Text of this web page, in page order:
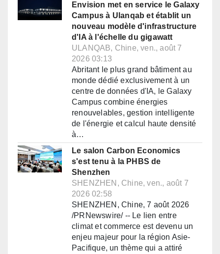
Envision met en service le Galaxy
Campus à Ulanqab et établit un
nouveau modèle d'infrastructure
d'IA à l'échelle du gigawatt
ULANQAB, Chine, ven., août 7
2026 03:13
Abritant le plus grand bâtiment au
monde dédié exclusivement à un
centre de données d'IA, le Galaxy
Campus combine énergies
renouvelables, gestion intelligente
de l'énergie et calcul haute densité
à…
Le salon Carbon Economics
s'est tenu à la PHBS de
Shenzhen
SHENZHEN, Chine, ven., août 7
2026 02:58
SHENZHEN, Chine, 7 août 2026
/PRNewswire/ -- Le lien entre
climat et commerce est devenu un
enjeu majeur pour la région Asie-
Pacifique, un thème qui a attiré